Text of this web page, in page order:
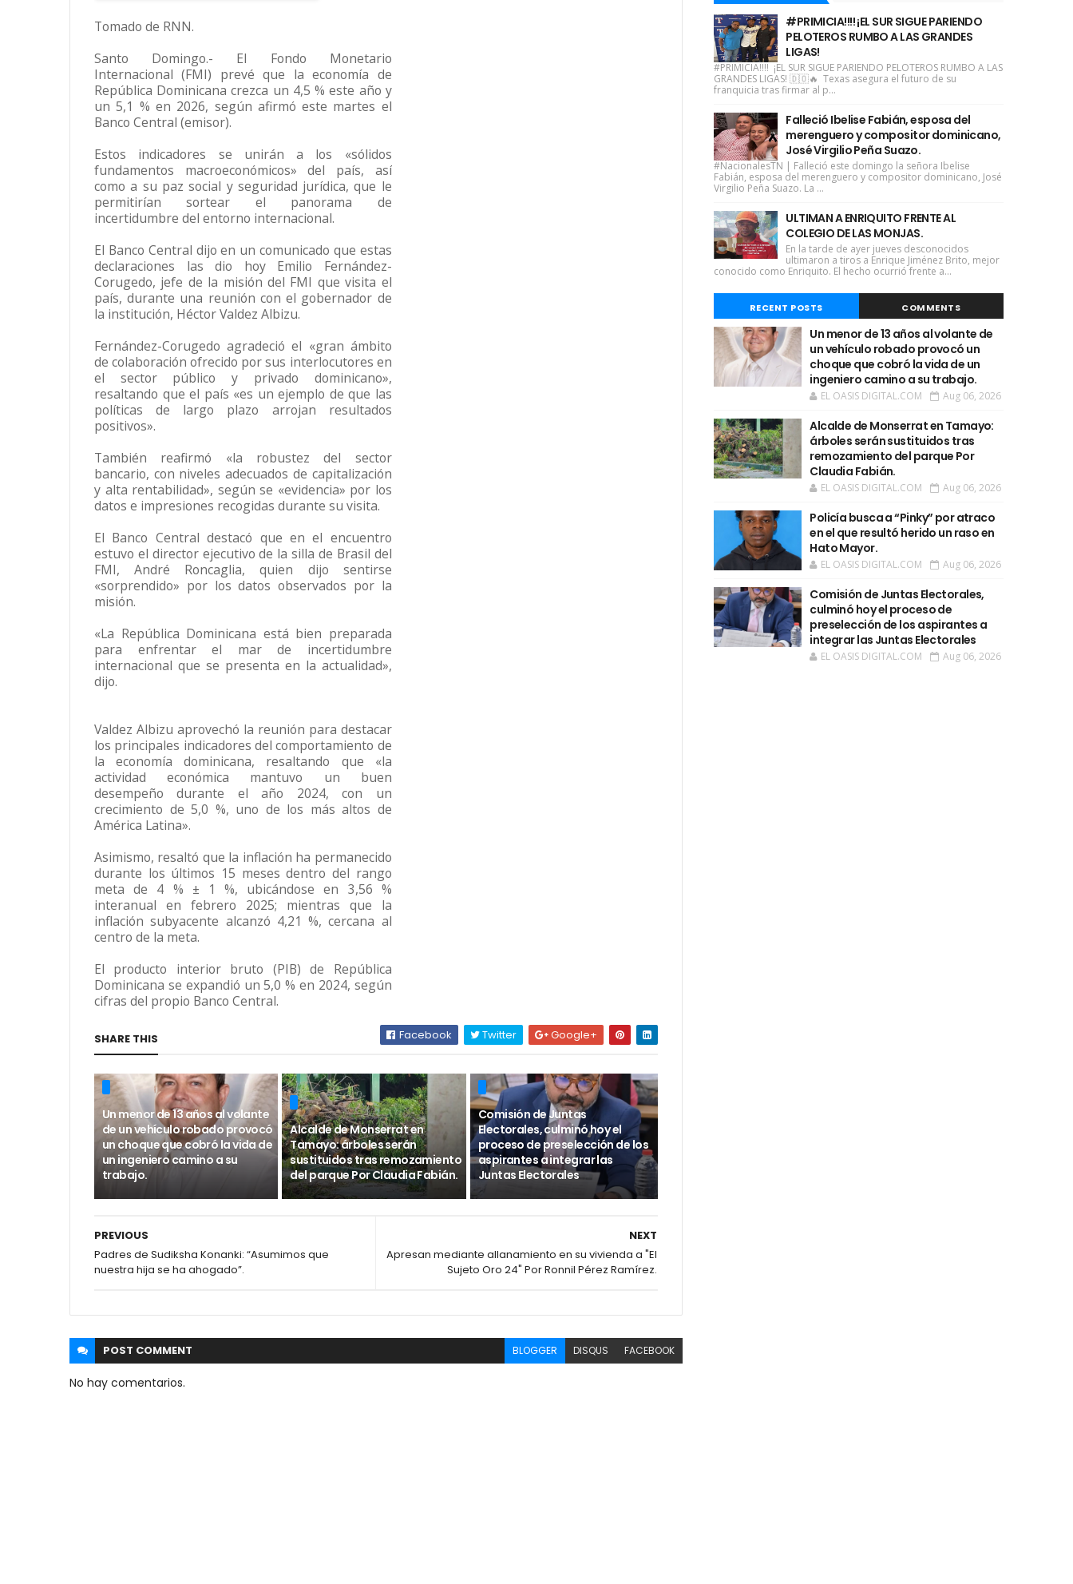
Tomado de RNN.
Santo Domingo.- El Fondo Monetario
Internacional (FMI) prevé que la economía de
República Dominicana crezca un 4,5 % este año y
un 5,1 % en 2026, según afirmó este martes el
Banco Central (emisor).
Estos indicadores se unirán a los «sólidos
fundamentos macroeconómicos» del país, así
como a su paz social y seguridad jurídica, que le
permitirían sortear el panorama de
incertidumbre del entorno internacional.
El Banco Central dijo en un comunicado que estas
declaraciones las dio hoy Emilio Fernández-
Corugedo, jefe de la misión del FMI que visita el
país, durante una reunión con el gobernador de
la institución, Héctor Valdez Albizu.
Fernández-Corugedo agradeció el «gran ámbito
de colaboración ofrecido por sus interlocutores en
el sector público y privado dominicano»,
resaltando que el país «es un ejemplo de que las
políticas de largo plazo arrojan resultados
positivos».
También reafirmó «la robustez del sector
bancario, con niveles adecuados de capitalización
y alta rentabilidad», según se «evidencia» por los
datos e impresiones recogidas durante su visita.
El Banco Central destacó que en el encuentro
estuvo el director ejecutivo de la silla de Brasil del
FMI, André Roncaglia, quien dijo sentirse
«sorprendido» por los datos observados por la
misión.
«La República Dominicana está bien preparada
para enfrentar el mar de incertidumbre
internacional que se presenta en la actualidad»,
dijo.
Valdez Albizu aprovechó la reunión para destacar
los principales indicadores del comportamiento de
la economía dominicana, resaltando que «la
actividad económica mantuvo un buen
desempeño durante el año 2024, con un
crecimiento de 5,0 %, uno de los más altos de
América Latina».
Asimismo, resaltó que la inflación ha permanecido
durante los últimos 15 meses dentro del rango
meta de 4 % ± 1 %, ubicándose en 3,56 %
interanual en febrero 2025; mientras que la
inflación subyacente alcanzó 4,21 %, cercana al
centro de la meta.
El producto interior bruto (PIB) de República
Dominicana se expandió un 5,0 % en 2024, según
cifras del propio Banco Central.
SHARE THIS Facebook Twitter Google+
Un menor de 13 años al volante
de un vehículo robado provocó
un choque que cobró la vida de
un ingeniero camino a su
trabajo.
Alcalde de Monserrat en
Tamayo: árboles serán
sustituidos tras remozamiento
del parque Por Claudia Fabián.
Comisión de Juntas
Electorales, culminó hoy el
proceso de preselección de los
aspirantes a integrar las
Juntas Electorales
NEXT
Apresan mediante allanamiento en su vivienda a "El
Sujeto Oro 24" Por Ronnil Pérez Ramírez.
PREVIOUS
Padres de Sudiksha Konanki: “Asumimos que
nuestra hija se ha ahogado”.
POST COMMENT BLOGGER DISQUS FACEBOOK
No hay comentarios.
#PRIMICIA!!!! ¡EL SUR SIGUE PARIENDO
PELOTEROS RUMBO A LAS GRANDES
LIGAS!
#PRIMICIA!!!! ¡EL SUR SIGUE PARIENDO PELOTEROS RUMBO A LAS
GRANDES LIGAS! 🇩🇴🔥 Texas asegura el futuro de su
franquicia tras firmar al p...
Falleció Ibelise Fabián, esposa del
merenguero y compositor dominicano,
José Virgilio Peña Suazo.
#NacionalesTN | Falleció este domingo la señora Ibelise
Fabián, esposa del merenguero y compositor dominicano, José
Virgilio Peña Suazo. La ...
ULTIMAN A ENRIQUITO FRENTE AL
COLEGIO DE LAS MONJAS.
En la tarde de ayer jueves desconocidos
ultimaron a tiros a Enrique Jiménez Brito, mejor
conocido como Enriquito. El hecho ocurrió frente a...
RECENT POSTS COMMENTS
Un menor de 13 años al volante de
un vehículo robado provocó un
choque que cobró la vida de un
ingeniero camino a su trabajo.
EL OASIS DIGITAL.COM Aug 06, 2026
Alcalde de Monserrat en Tamayo:
árboles serán sustituidos tras
remozamiento del parque Por
Claudia Fabián.
EL OASIS DIGITAL.COM Aug 06, 2026
Policía busca a “Pinky” por atraco
en el que resultó herido un raso en
Hato Mayor.
EL OASIS DIGITAL.COM Aug 06, 2026
Comisión de Juntas Electorales,
culminó hoy el proceso de
preselección de los aspirantes a
integrar las Juntas Electorales
EL OASIS DIGITAL.COM Aug 06, 2026